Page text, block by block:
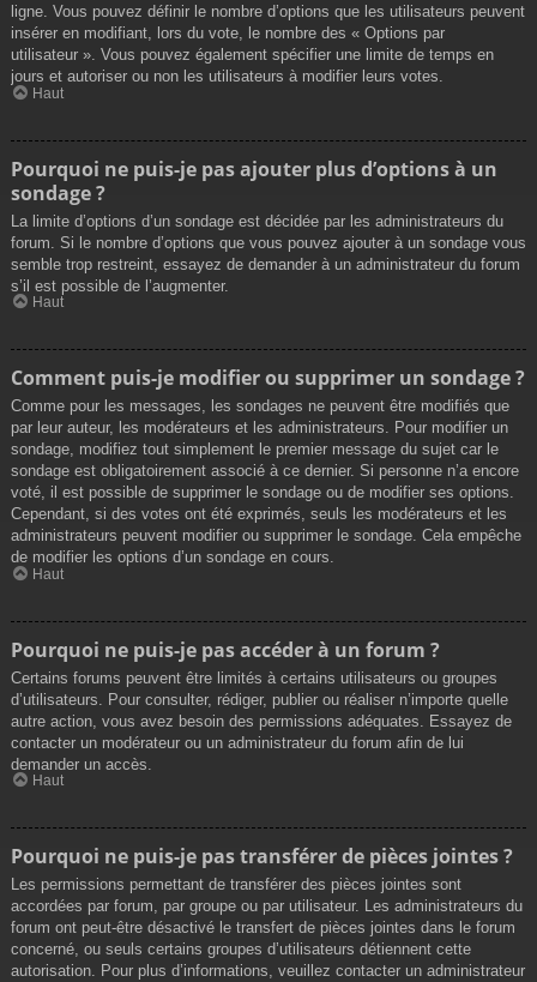
ligne. Vous pouvez définir le nombre d’options que les utilisateurs peuvent
insérer en modifiant, lors du vote, le nombre des « Options par
utilisateur ». Vous pouvez également spécifier une limite de temps en
jours et autoriser ou non les utilisateurs à modifier leurs votes.
Haut
Pourquoi ne puis-je pas ajouter plus d’options à un
sondage ?
La limite d’options d’un sondage est décidée par les administrateurs du
forum. Si le nombre d’options que vous pouvez ajouter à un sondage vous
semble trop restreint, essayez de demander à un administrateur du forum
s’il est possible de l’augmenter.
Haut
Comment puis-je modifier ou supprimer un sondage ?
Comme pour les messages, les sondages ne peuvent être modifiés que
par leur auteur, les modérateurs et les administrateurs. Pour modifier un
sondage, modifiez tout simplement le premier message du sujet car le
sondage est obligatoirement associé à ce dernier. Si personne n’a encore
voté, il est possible de supprimer le sondage ou de modifier ses options.
Cependant, si des votes ont été exprimés, seuls les modérateurs et les
administrateurs peuvent modifier ou supprimer le sondage. Cela empêche
de modifier les options d’un sondage en cours.
Haut
Pourquoi ne puis-je pas accéder à un forum ?
Certains forums peuvent être limités à certains utilisateurs ou groupes
d’utilisateurs. Pour consulter, rédiger, publier ou réaliser n’importe quelle
autre action, vous avez besoin des permissions adéquates. Essayez de
contacter un modérateur ou un administrateur du forum afin de lui
demander un accès.
Haut
Pourquoi ne puis-je pas transférer de pièces jointes ?
Les permissions permettant de transférer des pièces jointes sont
accordées par forum, par groupe ou par utilisateur. Les administrateurs du
forum ont peut-être désactivé le transfert de pièces jointes dans le forum
concerné, ou seuls certains groupes d’utilisateurs détiennent cette
autorisation. Pour plus d’informations, veuillez contacter un administrateur